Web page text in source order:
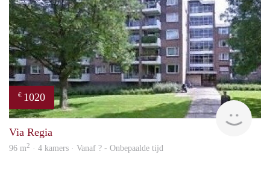
€ 1020
Via Regia
96 m2 · 4 kamers · Vanaf ? - Onbepaalde tijd